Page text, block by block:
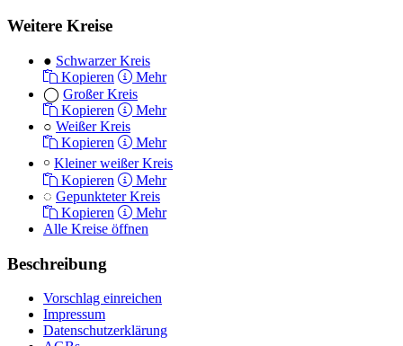
Weitere Kreise
● Schwarzer Kreis
Kopieren
Mehr
◯ Großer Kreis
Kopieren
Mehr
○ Weißer Kreis
Kopieren
Mehr
￮ Kleiner weißer Kreis
Kopieren
Mehr
◌ Gepunkteter Kreis
Kopieren
Mehr
Alle Kreise öffnen
Beschreibung
Vorschlag einreichen
Impressum
Datenschutzerklärung